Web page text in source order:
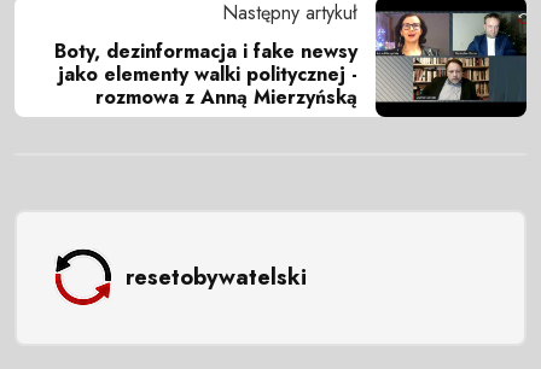
Następny artykuł
Boty, dezinformacja i fake newsy
jako elementy walki politycznej -
rozmowa z Anną Mierzyńską
resetobywatelski